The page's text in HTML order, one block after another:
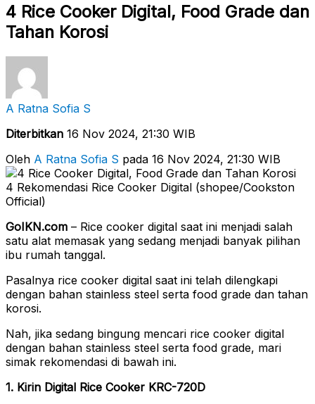
4 Rice Cooker Digital, Food Grade dan
Tahan Korosi
A Ratna Sofia S
Diterbitkan 16 Nov 2024, 21:30 WIB
Oleh A Ratna Sofia S pada 16 Nov 2024, 21:30 WIB
4 Rekomendasi Rice Cooker Digital (shopee/Cookston
Official)
GoIKN.com – Rice cooker digital saat ini menjadi salah
satu alat memasak yang sedang menjadi banyak pilihan
ibu rumah tanggal.
Pasalnya rice cooker digital saat ini telah dilengkapi
dengan bahan stainless steel serta food grade dan tahan
korosi.
Nah, jika sedang bingung mencari rice cooker digital
dengan bahan stainless steel serta food grade, mari
simak rekomendasi di bawah ini.
1. Kirin Digital Rice Cooker KRC-720D